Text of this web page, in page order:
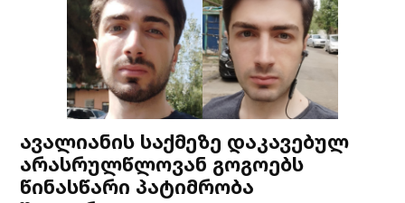
ავალიანის საქმეზე დაკავებულ
არასრულწლოვან გოგოებს
წინასწარი პატიმრობა